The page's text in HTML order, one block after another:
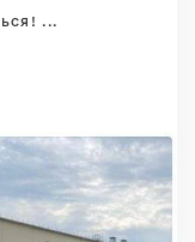
...